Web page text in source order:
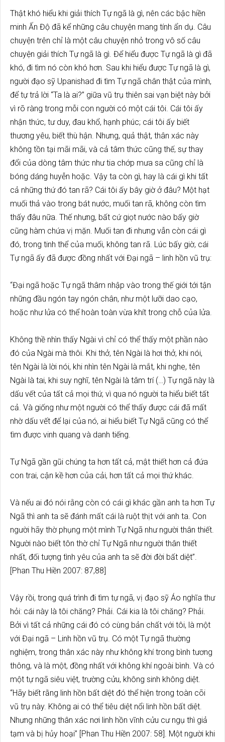
Thật khó hiểu khi giải thích Tự ngã là gì, nên các bậc hiền
minh Ấn Độ đã kể những câu chuyện mang tính ẩn dụ. Câu
chuyện trên chỉ là một câu chuyện nhỏ trong vô số câu
chuyện giải thích Tự ngã là gì. Để hiểu được Tự ngã là gì đã
khó, đi tìm nó còn khó hơn. Sau khi hiểu được Tự ngã là gì,
người đạo sỹ Upanishad đi tìm Tự ngã chân thật của mình,
để tự trả lời “Ta là ai?” giữa vũ trụ thiên sai vạn biệt này bởi
vì rõ ràng trong mỗi con người có một cái tôi. Cái tôi ấy
nhận thức, tư duy, đau khổ, hạnh phúc; cái tôi ấy biết
thương yêu, biết thù hận. Nhưng, quả thật, thân xác này
không tồn tại mãi mãi, và cả tâm thức cũng thế, sự thay
đổi của dòng tâm thức như tia chớp mưa sa cũng chỉ là
bóng dáng huyễn hoặc. Vậy ta còn gì, hay là cái gì khi tất
cả những thứ đó tan rã? Cái tôi ấy bây giờ ở đâu? Một hạt
muối thả vào trong bát nước, muối tan rã, không còn tìm
thấy đâu nữa. Thế nhưng, bất cứ giọt nước nào bấy giờ
cũng hàm chứa vị mặn. Muối tan đi nhưng vẫn còn cái gì
đó, trong tinh thể của muối, không tan rã. Lúc bấy giờ, cái
Tự ngã ấy đã được đồng nhất với Đại ngã – linh hồn vũ trụ:
“Đại ngã hoặc Tự ngã thâm nhập vào trong thế giới tới tận
những đầu ngón tay ngón chân, như một lưỡi dao cạo,
hoặc như lửa có thể hoàn toàn vừa khít trong chỗ của lửa.
Không thề nhìn thấy Ngài vì chỉ có thể thấy một phần nào
đó của Ngài mà thôi. Khi thở, tên Ngài là hơi thở, khi nói,
tên Ngài là lời nói, khi nhìn tên Ngài là mắt, khi nghe, tên
Ngài là tai, khi suy nghĩ, tên Ngài là tâm trí (…) Tự ngã này là
dấu vết của tất cả mọi thứ, vì qua nó người ta hiểu biết tất
cả. Và giống như một người có thể thấy được cái đã mất
nhờ dấu vết để lại của nó, ai hiểu biết Tự Ngã cũng có thể
tìm được vinh quang và danh tiếng.
Tự Ngã gần gũi chúng ta hơn tất cả, mật thiết hơn cả đứa
con trai, cận kề hơn của cải, hơn tất cả mọi thứ khác.
Và nếu ai đó nói rằng còn có cái gì khác gần anh ta hơn Tự
Ngã thì anh ta sẽ đánh mất cái là ruột thịt với anh ta. Con
người hãy thờ phụng một mình Tự Ngã như người thân thiết.
Người nào biết tôn thờ chỉ Tự Ngã như người thân thiết
nhất, đối tượng tình yêu của anh ta sẽ đời đời bất diệt”.
[Phan Thu Hiền 2007: 87,88]
Vậy rồi, trong quá trình đi tìm tự ngã, vị đạo sỹ Áo nghĩa thư
hỏi: cái này là tôi chăng? Phải. Cái kia là tôi chăng? Phải.
Bởi vì tất cả những cái đó có cùng bản chất với tôi, là một
với Đại ngã – Linh hồn vũ trụ. Có một Tự ngã thường
nghiệm, trong thân xác này như không khí trong bình tương
thông, và là một, đồng nhất với không khí ngoài bình. Và có
một tự ngã siêu việt, trường cửu, không sinh không diệt.
“Hãy biết rằng linh hồn bất diệt đó thể hiện trong toàn cõi
vũ trụ này. Không ai có thể tiêu diệt nổi linh hồn bất diệt.
Nhưng những thân xác nơi linh hồn vĩnh cửu cư ngụ thì giả
tạm và bị hủy hoại” [Phan Thu Hiền 2007: 58]. Một người khi